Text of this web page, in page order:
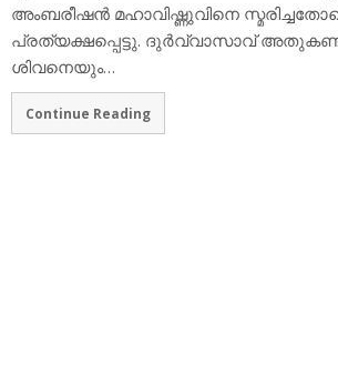
അംബരീഷന്‍ മഹാവിഷ്ണുവിനെ
പ്രത്യക്ഷപ്പെട്ടു. ദുര്‍വ്വാസാവ് അതുകണ്ട്
ശിവനെയും…
Continue Reading